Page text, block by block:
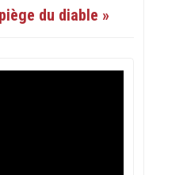
du diable »